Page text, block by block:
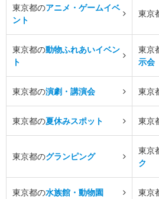
東京都のアニメ・ゲームイベ
ント
東京
東京都の動物ふれあいイベン
ト
東京
示会
東京都の演劇・講演会 東京
東京都の夏休みスポット 東京
東京都のグランピング
東京
ク
東京都の水族館・動物園 東京